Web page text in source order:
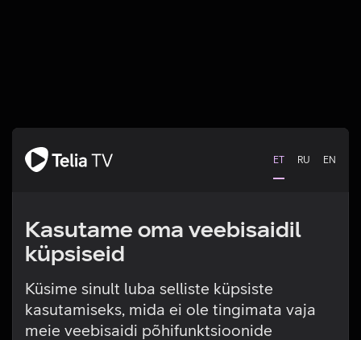
ET RU EN
Kasutame oma veebisaidil
küpsiseid
Küsime sinult luba selliste küpsiste
kasutamiseks, mida ei ole tingimata vaja
meie veebisaidi põhifunktsioonide
Tehniline viga